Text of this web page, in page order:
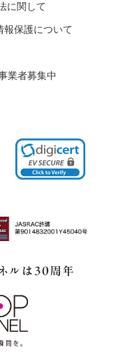
に関して
報保護について
業者募集中